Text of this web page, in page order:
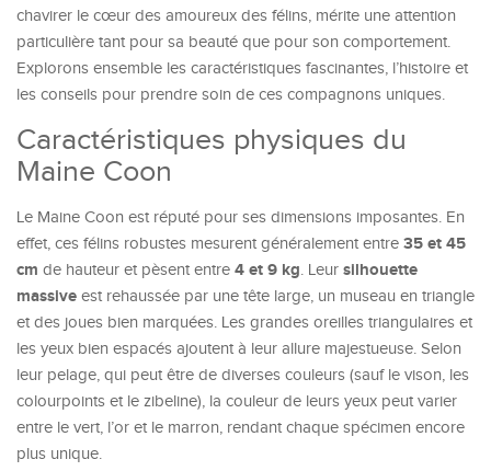
chavirer le cœur des amoureux des félins, mérite une attention
particulière tant pour sa beauté que pour son comportement.
Explorons ensemble les caractéristiques fascinantes, l’histoire et
les conseils pour prendre soin de ces compagnons uniques.
Caractéristiques physiques du
Maine Coon
Le Maine Coon est réputé pour ses dimensions imposantes. En
effet, ces félins robustes mesurent généralement entre 35 et 45
cm de hauteur et pèsent entre 4 et 9 kg. Leur silhouette
massive est rehaussée par une tête large, un museau en triangle
et des joues bien marquées. Les grandes oreilles triangulaires et
les yeux bien espacés ajoutent à leur allure majestueuse. Selon
leur pelage, qui peut être de diverses couleurs (sauf le vison, les
colourpoints et le zibeline), la couleur de leurs yeux peut varier
entre le vert, l’or et le marron, rendant chaque spécimen encore
plus unique.